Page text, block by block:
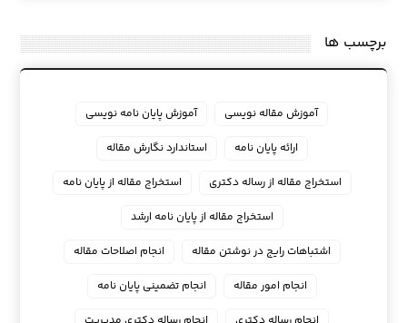
برچسب ها
آموزش مقاله نویسی
آموزش پایان نامه نویسی
ارائه پایان نامه
استاندارد نگارش مقاله
استخراج مقاله از رساله دکتری
استخراج مقاله از پایان نامه
استخراج مقاله از پایان نامه ارشد
اشتباهات رایج در نوشتن مقاله
انجام اصلاحات مقاله
انجام امور مقاله
انجام تضمینی پایان نامه